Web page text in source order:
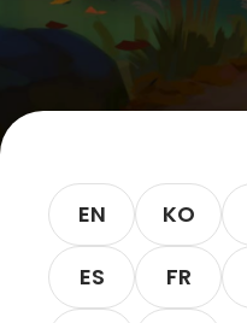
Let’s Get in Touch
EN KO
ES FR